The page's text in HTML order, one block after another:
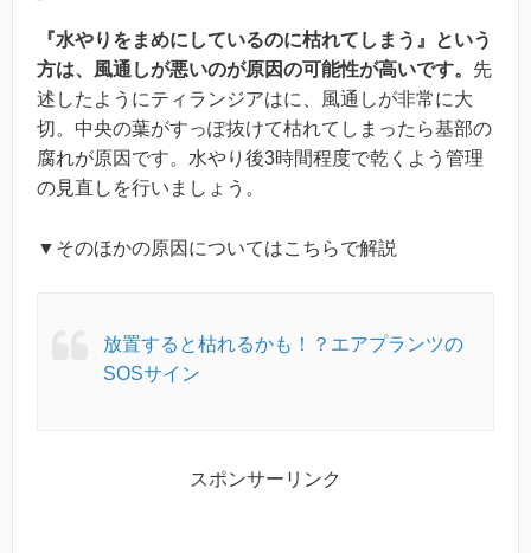
『水やりをまめにしているのに枯れてしまう』という
方は、風通しが悪いのが原因の可能性が高いです。 先
述したようにティランジアはに、風通しが非常に大
切。中央の葉がすっぽ抜けて枯れてしまったら基部の
腐れが原因です。水やり後3時間程度で乾くよう管理
の見直しを行いましょう。
▼そのほかの原因についてはこちらで解説
放置すると枯れるかも！？エアプランツの
SOSサイン
スポンサーリンク